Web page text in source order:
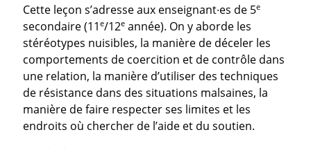
Cette leçon s’adresse aux enseignant·es de 5e
secondaire (11e/12e année). On y aborde les
stéréotypes nuisibles, la manière de déceler les
comportements de coercition et de contrôle dans
une relation, la manière d’utiliser des techniques
de résistance dans des situations malsaines, la
manière de faire respecter ses limites et les
endroits où chercher de l’aide et du soutien.